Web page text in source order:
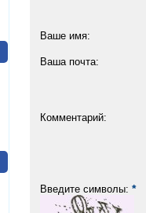
Ваше имя:
Ваша почта:
Комментарий:
Введите символы: *